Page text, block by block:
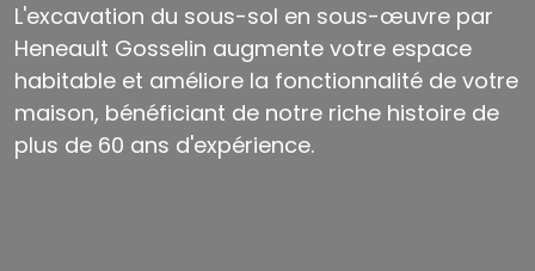
L'excavation du sous-sol en sous-œuvre par
Heneault Gosselin augmente votre espace
habitable et améliore la fonctionnalité de votre
maison, bénéficiant de notre riche histoire de
plus de 60 ans d'expérience.